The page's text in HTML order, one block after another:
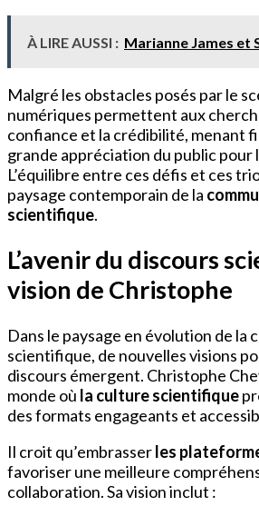
À LIRE AUSSI : Marianne James et
Malgré les obstacles posés par le
numériques permettent aux
confiance et la crédibilité, menant
grande appréciation du public pour
L’équilibre entre ces défis et ces
paysage contemporain de la
scientifique.
L’avenir du discours
vision de Christophe
Dans le paysage en évolution de la
scientifique, de nouvelles visions
discours émergent. Christophe
monde où la culture scientifique
des formats engageants et
Il croit qu’embrasserles
favoriser une meilleure
collaboration. Sa vision inclut :